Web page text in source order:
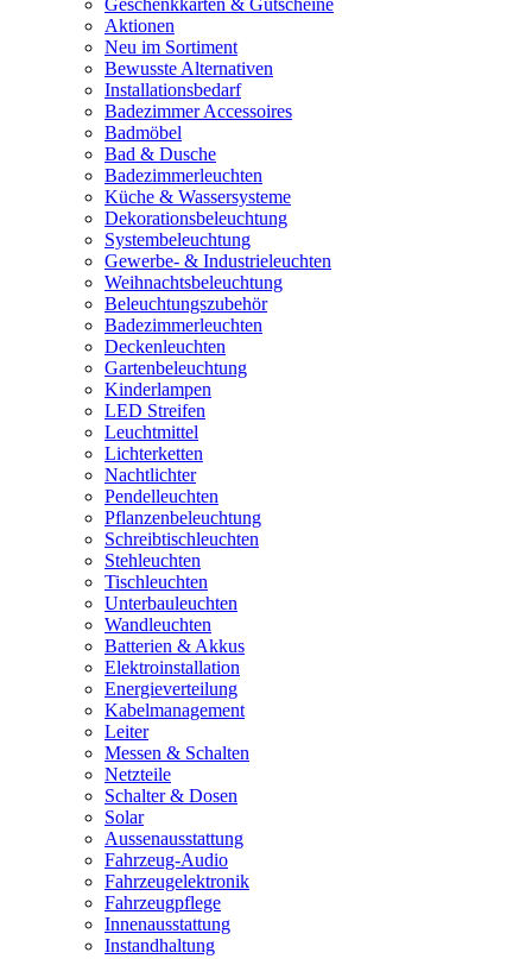
Geschenkkarten & Gutscheine
Aktionen
Neu im Sortiment
Bewusste Alternativen
Installationsbedarf
Badezimmer Accessoires
Badmöbel
Bad & Dusche
Badezimmerleuchten
Küche & Wassersysteme
Dekorationsbeleuchtung
Systembeleuchtung
Gewerbe- & Industrieleuchten
Weihnachtsbeleuchtung
Beleuchtungszubehör
Badezimmerleuchten
Deckenleuchten
Gartenbeleuchtung
Kinderlampen
LED Streifen
Leuchtmittel
Lichterketten
Nachtlichter
Pendelleuchten
Pflanzenbeleuchtung
Schreibtischleuchten
Stehleuchten
Tischleuchten
Unterbauleuchten
Wandleuchten
Batterien & Akkus
Elektroinstallation
Energieverteilung
Kabelmanagement
Leiter
Messen & Schalten
Netzteile
Schalter & Dosen
Solar
Aussenausstattung
Fahrzeug-Audio
Fahrzeugelektronik
Fahrzeugpflege
Innenausstattung
Instandhaltung